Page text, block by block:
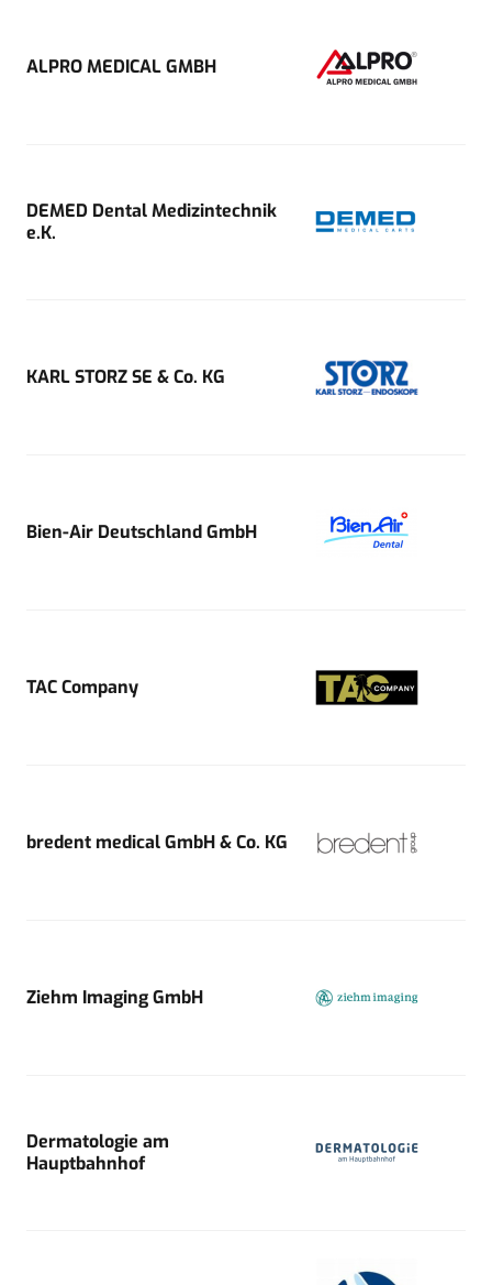
ALPRO MEDICAL GMBH
DEMED Dental Medizintechnik
e.K.
KARL STORZ SE & Co. KG
Bien-Air Deutschland GmbH
TAC Company
bredent medical GmbH & Co. KG
Ziehm Imaging GmbH
Dermatologie am
Hauptbahnhof